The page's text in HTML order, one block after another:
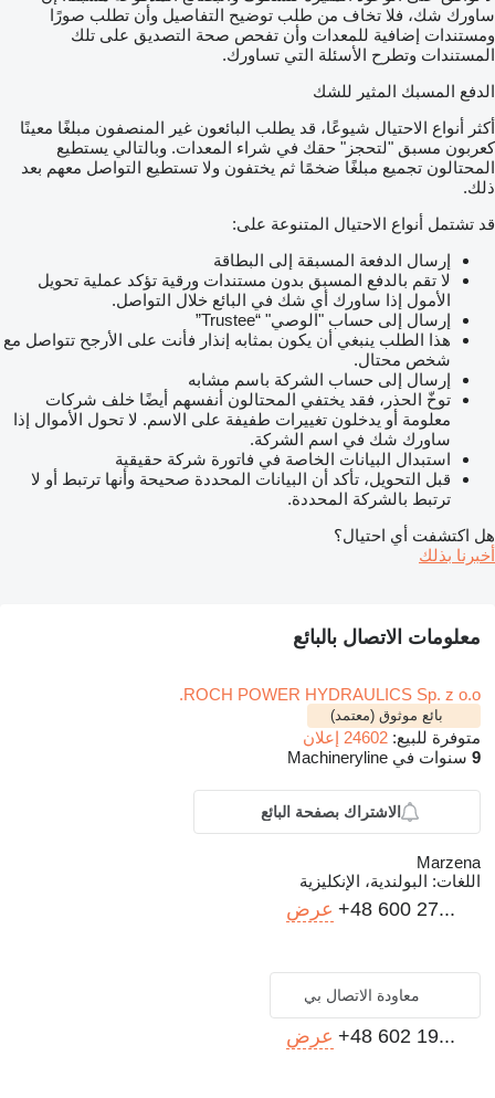
ساورك شك، فلا تخاف من طلب توضيح التفاصيل وأن تطلب صورًا
ومستندات إضافية للمعدات وأن تفحص صحة التصديق على تلك
المستندات وتطرح الأسئلة التي تساورك.
الدفع المسبك المثير للشك
أكثر أنواع الاحتيال شيوعًا، قد يطلب البائعون غير المنصفون مبلغًا معينًا
كعربون مسبق "لتحجز" حقك في شراء المعدات. وبالتالي يستطيع
المحتالون تجميع مبلغًا ضخمًا ثم يختفون ولا تستطيع التواصل معهم بعد
ذلك.
قد تشتمل أنواع الاحتيال المتنوعة على:
إرسال الدفعة المسبقة إلى البطاقة
لا تقم بالدفع المسبق بدون مستندات ورقية تؤكد عملية تحويل
الأمول إذا ساورك أي شك في البائع خلال التواصل.
إرسال إلى حساب "الوصي" “Trustee”
هذا الطلب ينبغي أن يكون بمثابه إنذار فأنت على الأرجح تتواصل مع
شخص محتال.
إرسال إلى حساب الشركة باسم مشابه
توخّ الحذر، فقد يختفي المحتالون أنفسهم أيضًا خلف شركات
معلومة أو يدخلون تغييرات طفيفة على الاسم. لا تحول الأموال إذا
ساورك شك في اسم الشركة.
استبدال البيانات الخاصة في فاتورة شركة حقيقية
قبل التحويل، تأكد أن البيانات المحددة صحيحة وأنها ترتبط أو لا
ترتبط بالشركة المحددة.
هل اكتشفت أي احتيال؟
أخبرنا بذلك
معلومات الاتصال بالبائع
ROCH POWER HYDRAULICS Sp. z o.o.
بائع موثوق (معتمد)
متوفرة للبيع: 24602 إعلان
9 سنوات في Machineryline
الاشتراك بصفحة البائع
Marzena
اللغات: البولندية، الإنكليزية
+48 600 27... عرض
معاودة الاتصال بي
+48 602 19... عرض